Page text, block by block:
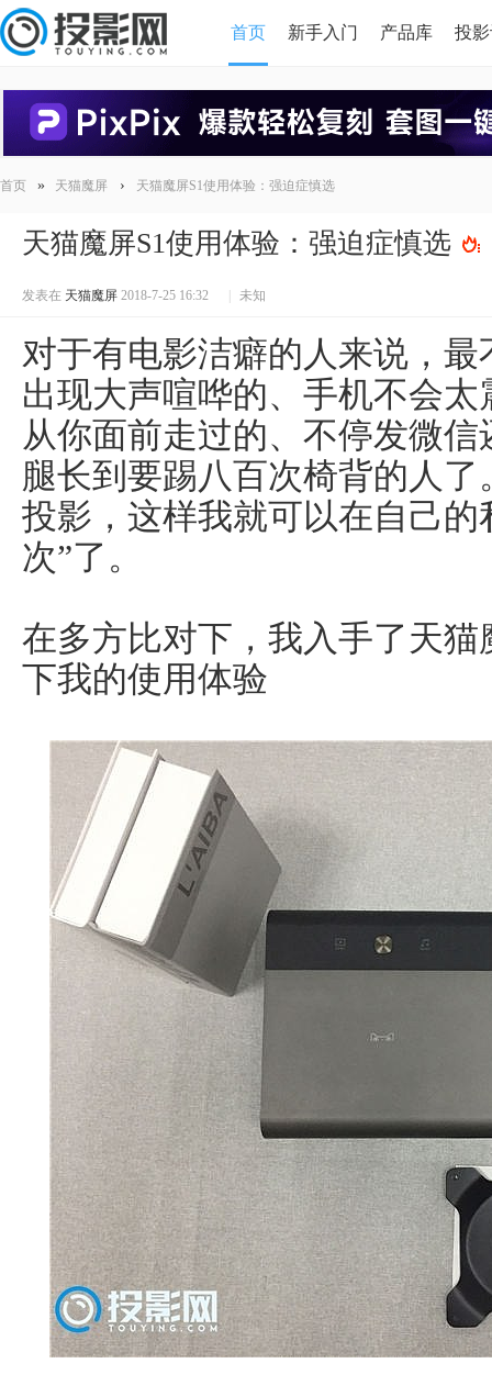
首页 新手入门 产品库 投
首页 » 天猫魔屏 › 天猫魔屏S1使用体验：强迫症慎选
天猫魔屏S1使用体验：强迫症慎选
发表在 天猫魔屏 2018-7-25 16:32 未知
对于有电影洁癖的人来说，
出现大声喧哗的、手机不会
从你面前走过的、不停发微
腿长到要踢八百次椅背的人
投影，这样我就可以在自己的
次”了。
在多方比对下，我入手了天
下我的使用体验